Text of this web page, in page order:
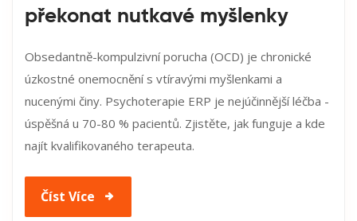
překonat nutkavé myšlenky
Obsedantně-kompulzivní porucha (OCD) je chronické
úzkostné onemocnění s vtíravými myšlenkami a
nucenými činy. Psychoterapie ERP je nejúčinnější léčba -
úspěšná u 70-80 % pacientů. Zjistěte, jak funguje a kde
najít kvalifikovaného terapeuta.
Číst Více